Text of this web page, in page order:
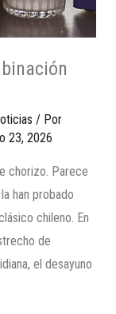
/ Por
23, 2026
chorizo. Parece
han probado
chileno. En
de
el desayuno